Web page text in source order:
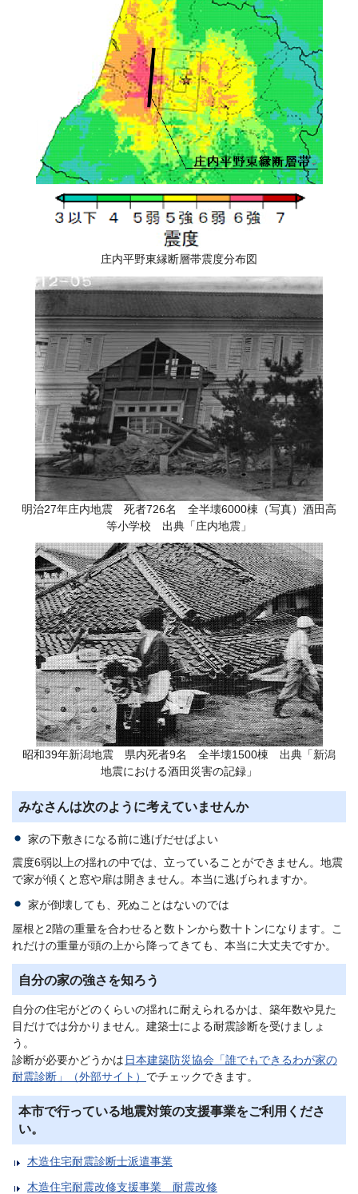
庄内平野東縁断層帯震度分布図
明治27年庄内地震 死者726名 全半壊6000棟（写真）酒田高
等小学校 出典「庄内地震」
昭和39年新潟地震 県内死者9名 全半壊1500棟 出典「新潟
地震における酒田災害の記録」
みなさんは次のように考えていませんか
家の下敷きになる前に逃げだせばよい
震度6弱以上の揺れの中では、立っていることができません。地震
で家が傾くと窓や扉は開きません。本当に逃げられますか。
家が倒壊しても、死ぬことはないのでは
屋根と2階の重量を合わせると数トンから数十トンになります。こ
れだけの重量が頭の上から降ってきても、本当に大丈夫ですか。
自分の家の強さを知ろう
自分の住宅がどのくらいの揺れに耐えられるかは、築年数や見た
目だけでは分かりません。建築士による耐震診断を受けましょ
う。
診断が必要かどうかは 日本建築防災協会「誰でもできるわが家の
耐震診断」（外部サイト） でチェックできます。
本市で行っている地震対策の支援事業をご利用くださ
い。
木造住宅耐震診断士派遣事業
木造住宅耐震改修支援事業 耐震改修